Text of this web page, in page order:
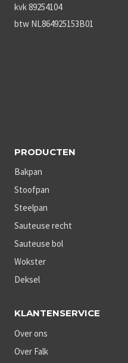
kvk 89254104
btw NL864925153B01
PRODUCTEN
Bakpan
Stoofpan
Steelpan
Sauteuse recht
Sauteuse bol
Wokster
Deksel
KLANTENSERVICE
Over ons
Over Falk